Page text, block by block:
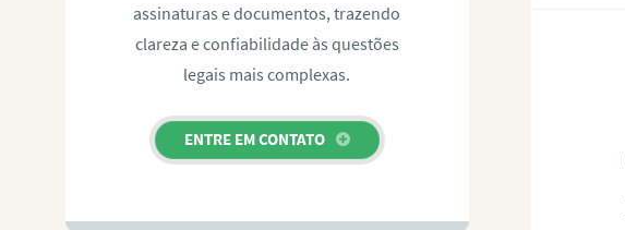
assinaturas e documentos, trazendo
clareza e confiabilidade às questões
legais mais complexas.
ENTRE EM CONTATO